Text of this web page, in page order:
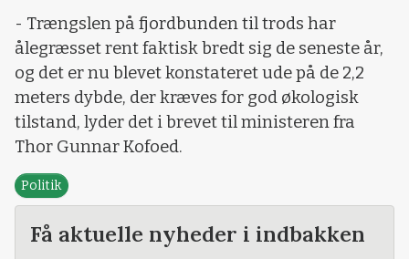
- Trængslen på fjordbunden til trods har
ålegræsset rent faktisk bredt sig de seneste år,
og det er nu blevet konstateret ude på de 2,2
meters dybde, der kræves for god økologisk
tilstand, lyder det i brevet til ministeren fra
Thor Gunnar Kofoed.
Politik
Få aktuelle nyheder i indbakken